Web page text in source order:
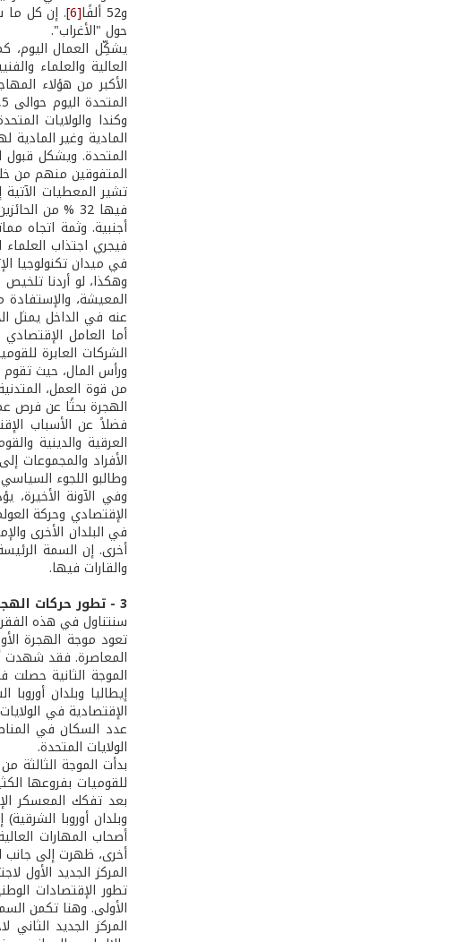
و52 ألفًا [6] . إن كل ما
حول "الأغراب".
يشكِّل العمال اليوم،
العالية والعلماء
الأكبر من هؤلاء
وكندا والولايات
المتحدة. ويشكل قبول
المتفوقين منهم من
فيجري اجتذاب
في ميدان تكنولوجيا
وهكذا، لو أردنا
المعيشة،
عنه في الداخل يمثل
أما العامل
الشركات العابرة
ورأس المال، حيث
من قوة العمل،
الهجرة بحثًا عن فرص
فضلاً عن الأسباب
العرقية والدينية
الأفراد والمجموعات
وطالبو اللجوء
وفي الآونة الأخيرة،
الإقتصادي وحركة
في البلدان الأخرى
أخرى. إن السمة
والقارات فيها.
3 - تطور حركات الهجرة العمالية الدولية
سنتناول في هذه
تعود موجة الهجرة
المعاصرة. فقد شهدت
الموجة الثانية
إيطاليا وبلدان
الإقتصادية في
عدد السكان في
الولايات المتحدة.
بدأت الموجة الثالثة
للقوميات بفروعها
بعد تفكك المعسكر
وبلدان أوروبا
أصحاب المهارات
أخرى، ظهرت إلى جانب
المركز الجديد الأول
تطور الإقتصادات
الأولى. وهنا تكمن
المركز الجديد